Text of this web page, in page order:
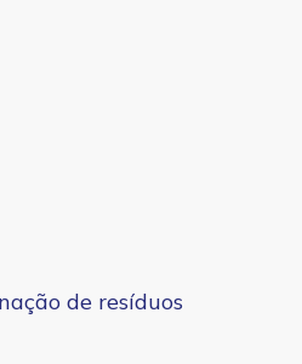
de resíduos